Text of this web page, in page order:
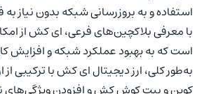
استفاده و به بروزرسانی شبکه بدون نیاز
با معرفی بلاکچین‌های فرعی، ای کش از
است که به بهبود عملکرد شبکه و افزایش
به‌طور کلی، ارز دیجیتال ای کش با ترکیبی
کوین و بیت کوش کش و افزودن ویژگی‌های